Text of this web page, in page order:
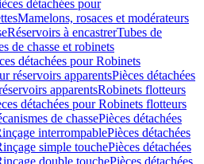
détachées pour
Mamelons, rosaces et modérateurs
Réservoirs à encastrerTubes de
de chasse et robinets
détachées pour Robinets
réservoirs apparentsPièces détachées
apparentsRobinets flotteurs
détachées pour Robinets flotteurs
de chassePièces détachées
interrompablePièces détachées
simple touchePièces détachées
double touchePièces détachées